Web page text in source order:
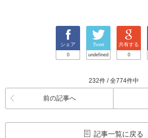
シェア
0
Tweet
undefined
共有する
0
232件 / 全774件中
前の記事へ
記事一覧に戻る